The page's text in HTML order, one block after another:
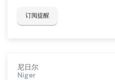
订阅提醒
尼日尔
Niger